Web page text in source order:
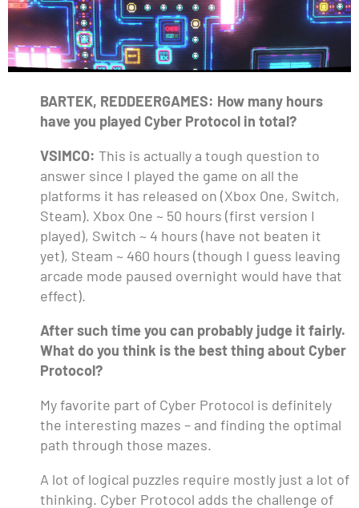
BARTEK, REDDEERGAMES: How many hours
have you played Cyber Protocol in total?
VSIMCO: This is actually a tough question to
answer since I played the game on all the
platforms it has released on (Xbox One, Switch,
Steam). Xbox One ~ 50 hours (first version I
played), Switch ~ 4 hours (have not beaten it
yet), Steam ~ 460 hours (though I guess leaving
arcade mode paused overnight would have that
effect).
After such time you can probably judge it fairly.
What do you think is the best thing about Cyber
Protocol?
My favorite part of Cyber Protocol is definitely
the interesting mazes – and finding the optimal
path through those mazes.
A lot of logical puzzles require mostly just a lot of
thinking. Cyber Protocol adds the challenge of